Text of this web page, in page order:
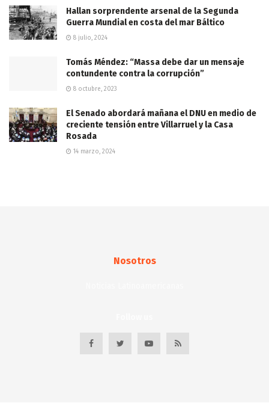
Hallan sorprendente arsenal de la Segunda
Guerra Mundial en costa del mar Báltico
8 julio, 2024
Tomás Méndez: “Massa debe dar un mensaje
contundente contra la corrupción”
8 octubre, 2023
El Senado abordará mañana el DNU en medio de
creciente tensión entre Villarruel y la Casa
Rosada
14 marzo, 2024
Nosotros